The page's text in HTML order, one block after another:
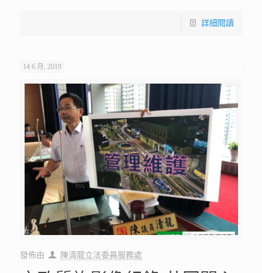
詳細閱讀
14 6 月, 2019
發佈由 陳清龍立法委員服務處